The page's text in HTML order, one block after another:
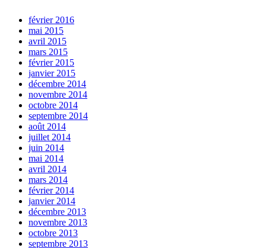
février 2016
mai 2015
avril 2015
mars 2015
février 2015
janvier 2015
décembre 2014
novembre 2014
octobre 2014
septembre 2014
août 2014
juillet 2014
juin 2014
mai 2014
avril 2014
mars 2014
février 2014
janvier 2014
décembre 2013
novembre 2013
octobre 2013
septembre 2013